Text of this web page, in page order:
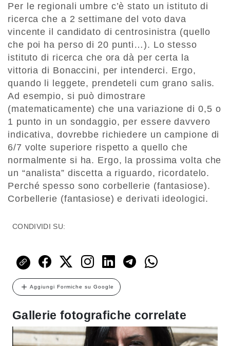
Per le regionali umbre c’è stato un istituto di
ricerca che a 2 settimane del voto dava
vincente il candidato di centrosinistra (quello
che poi ha perso di 20 punti…). Lo stesso
istituto di ricerca che ora dà per certa la
vittoria di Bonaccini, per intenderci. Ergo,
quando li leggete, prendeteli cum grano salis.
Ad esempio, si può dimostrare
(matematicamente) che una variazione di 0,5 o
1 punto in un sondaggio, per essere davvero
indicativa, dovrebbe richiedere un campione di
6/7 volte superiore rispetto a quello che
normalmente si ha. Ergo, la prossima volta che
un “analista” discetta a riguardo, ricordatelo.
Perché spesso sono corbellerie (fantasiose).
Corbellerie (fantasiose) e derivati ideologici.
CONDIVIDI SU:
Aggiungi Formiche su Google
Gallerie fotografiche correlate